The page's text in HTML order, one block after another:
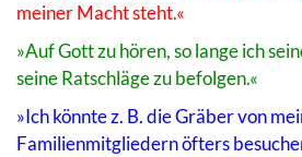
meiner Macht steht.«
»Auf Gott zu hören, so lange ich
seine Ratschläge zu befolgen.«
»Ich könnte z. B. die Gräber von
Familienmitgliedern öfters